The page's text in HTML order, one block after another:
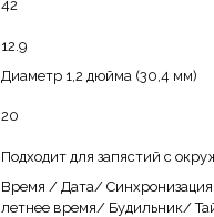
42
12.9
Диаметр 1,2 дюйма (30,4 мм)
20
Подходит для запястий с
Время / Дата/
летнее время/ Будильник/